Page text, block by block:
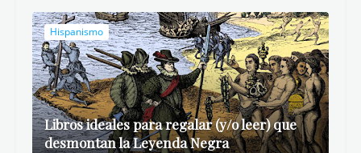
Hispanismo
Libros ideales para regalar (y/o leer) que
desmontan la Leyenda Negra